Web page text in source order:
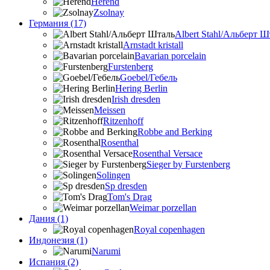
Zsolnay
Германия (17)
Albert Stahl/Альбеpт
Arnstadt kristall
Bavarian porcelain
Furstenberg
Goebel/Гебель
Hering Berlin
Irish dresden
Meissen
Ritzenhoff
Robbe and Berking
Rosenthal
Rosenthal Versace
Sieger by Furstenberg
Solingen
Sp dresden
Tom's Drag
Weimar porzellan
Дания (1)
Royal copenhagen
Индонезия (1)
Narumi
Испания (2)